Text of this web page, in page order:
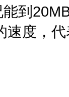
20MB/
，代